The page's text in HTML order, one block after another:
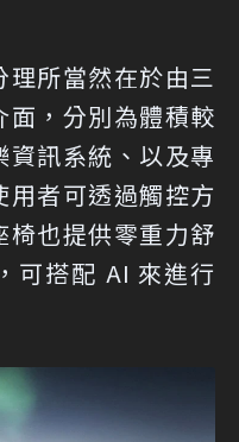
所當然在於由三
，分別為體積較
訊系統、以及專
者可透過觸控方
也提供零重力舒
可搭配 AI 來進行